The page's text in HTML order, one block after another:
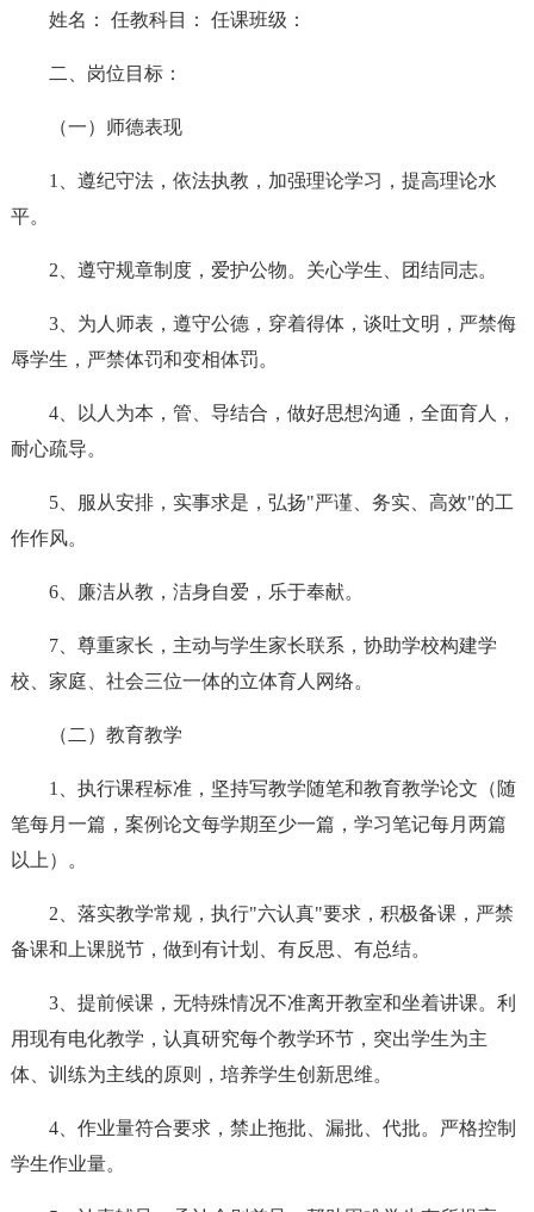
姓名： 任教科目： 任课班级：
二、岗位目标：
（一）师德表现
1、遵纪守法，依法执教，加强理论学习，提高理论水
平。
2、遵守规章制度，爱护公物。关心学生、团结同志。
3、为人师表，遵守公德，穿着得体，谈吐文明，严禁侮
辱学生，严禁体罚和变相体罚。
4、以人为本，管、导结合，做好思想沟通，全面育人，
耐心疏导。
5、服从安排，实事求是，弘扬"严谨、务实、高效"的工
作作风。
6、廉洁从教，洁身自爱，乐于奉献。
7、尊重家长，主动与学生家长联系，协助学校构建学
校、家庭、社会三位一体的立体育人网络。
（二）教育教学
1、执行课程标准，坚持写教学随笔和教育教学论文（随
笔每月一篇，案例论文每学期至少一篇，学习笔记每月两篇
以上）。
2、落实教学常规，执行"六认真"要求，积极备课，严禁
备课和上课脱节，做到有计划、有反思、有总结。
3、提前候课，无特殊情况不准离开教室和坐着讲课。利
用现有电化教学，认真研究每个教学环节，突出学生为主
体、训练为主线的原则，培养学生创新思维。
4、作业量符合要求，禁止拖批、漏批、代批。严格控制
学生作业量。